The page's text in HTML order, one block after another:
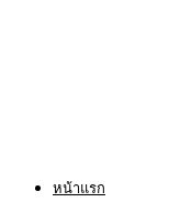
หน้าแรก